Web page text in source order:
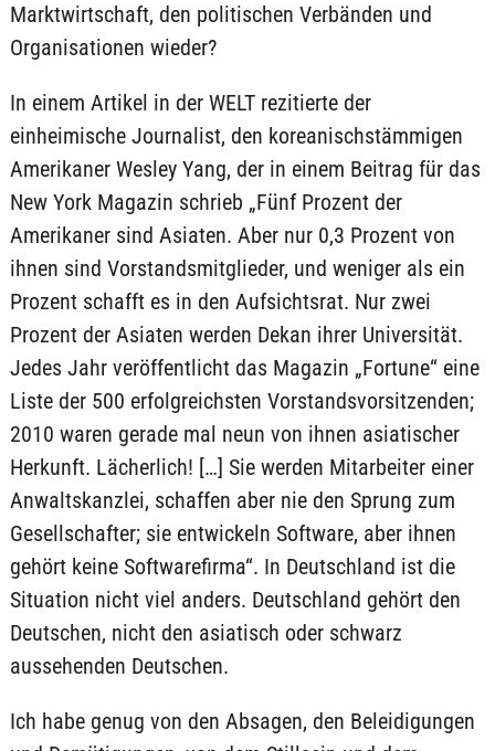
Marktwirtschaft, den politischen Verbänden und
Organisationen wieder?
In einem Artikel in der WELT rezitierte der
einheimische Journalist, den koreanischstämmigen
Amerikaner Wesley Yang, der in einem Beitrag für das
New York Magazin schrieb „Fünf Prozent der
Amerikaner sind Asiaten. Aber nur 0,3 Prozent von
ihnen sind Vorstandsmitglieder, und weniger als ein
Prozent schafft es in den Aufsichtsrat. Nur zwei
Prozent der Asiaten werden Dekan ihrer Universität.
Jedes Jahr veröffentlicht das Magazin „Fortune“ eine
Liste der 500 erfolgreichsten Vorstandsvorsitzenden;
2010 waren gerade mal neun von ihnen asiatischer
Herkunft. Lächerlich! […] Sie werden Mitarbeiter einer
Anwaltskanzlei, schaffen aber nie den Sprung zum
Gesellschafter; sie entwickeln Software, aber ihnen
gehört keine Softwarefirma“. In Deutschland ist die
Situation nicht viel anders. Deutschland gehört den
Deutschen, nicht den asiatisch oder schwarz
aussehenden Deutschen.
Ich habe genug von den Absagen, den Beleidigungen